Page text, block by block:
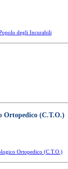
degli Incurabili
Ortopedico (C.T.O.)
Ortopedico (C.T.O.)